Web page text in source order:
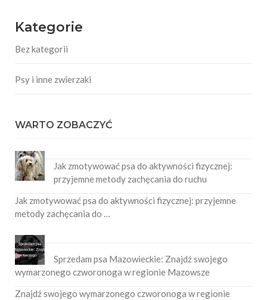
Kategorie
Bez kategorii
Psy i inne zwierzaki
WARTO ZOBACZYĆ
Jak zmotywować psa do aktywności fizycznej:
przyjemne metody zachęcania do ruchu
Jak zmotywować psa do aktywności fizycznej: przyjemne
metody zachęcania do …
Sprzedam psa Mazowieckie: Znajdź swojego
wymarzonego czworonoga w regionie Mazowsze
Znajdź swojego wymarzonego czworonoga w regionie